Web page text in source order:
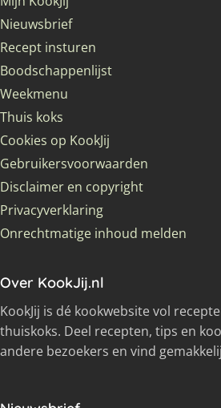
Nieuwsbrief
Recept insturen
Boodschappenlijst
Weekmenu
Thuis koks
Cookies op KookJij
Gebruikersvoorwaarden
Disclaimer en copyright
Privacyverklaring
Onrechtmatige inhoud melden
Over KookJij.nl
KookJij is dé kookwebsite vol
thuiskoks. Deel recepten, tips en
andere bezoekers en vind